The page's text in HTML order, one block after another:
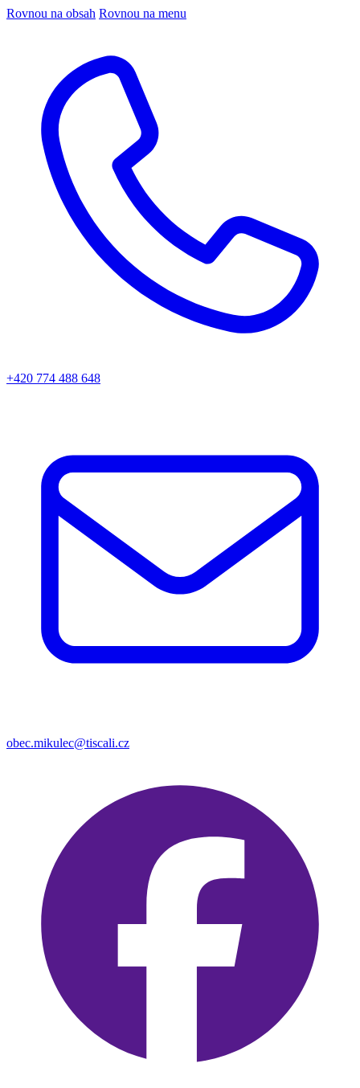
Rovnou na obsah Rovnou na menu
+420 774 488 648
obec.mikulec@tiscali.cz